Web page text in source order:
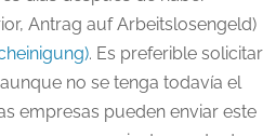
Antrag auf Arbeitslosengeld)
. Es preferible solicitar
no se tenga todavía el
empresas pueden enviar este